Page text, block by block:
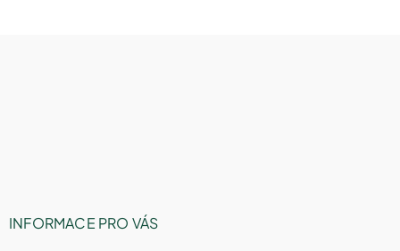
INFORMACE PRO VÁS